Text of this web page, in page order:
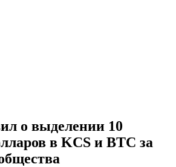
о выделении 10
в KCS и BTC за